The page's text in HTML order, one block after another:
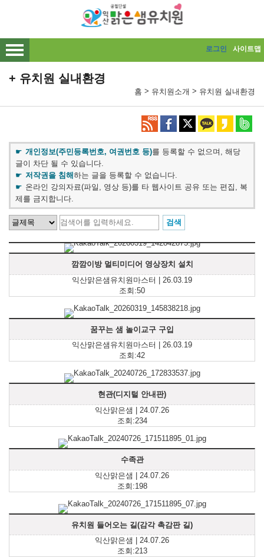
메인메뉴 바로가기
본문내용 바로가기
로그인 사이트맵
유치원 실내환경
홈 > 유치원소개 > 유치원 실내환경
개인정보(주민등록번호, 여권번호 등)를 등록할 수 없으며, 해당
글이 차단 될 수 있습니다.
저작권을 침해하는 글을 등록할 수 없습니다.
온라인 강의자료(파일, 영상 등)를 타 웹사이트 공유 또는 편집, 복
제를 금지합니다.
깜깜이방 멀티미디어 영상장치 설치
익산맑은샘유치원마스터 | 26.03.19
조회:50
꿈꾸는 샘 놀이교구 구입
익산맑은샘유치원마스터 | 26.03.19
조회:42
현관(디지털 안내판)
익산맑은샘 | 24.07.26
조회:234
수족관
익산맑은샘 | 24.07.26
조회:198
유치원 들어오는 길(감각 촉감판 길)
익산맑은샘 | 24.07.26
조회:213